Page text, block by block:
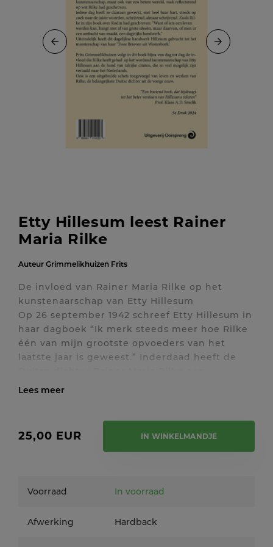
Etty Hillesum leest Rainer
Maria Rilke
Auteur Grimmelikhuizen Frits
De invloed van Rainer Maria Rilke op het
kunstenaarschap van Etty Hillesum
Op 26 september 1942 schreef Etty Hillesum in
haar dagboek “Ik merk steeds meer hoe Rilke
één van mijn grootste opvoeders van het
laatste jaar is geweest.” Inderdaad heeft de
belangrijke plaats in het werk van Etty
bestaan, haar eigen kunstenaarschap, maar
ook van een betere wereld, vaak reflecterend
op zoek naar de juiste woorden, schrijvend,
Rodin had geschreven: “Want of iets een leven
25,00 EUR IN WINKELMANDJE
Voorraad In voorraad
Afwerking Hardback